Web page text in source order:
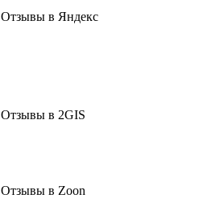
Отзывы в Яндекс
Отзывы в 2GIS
Отзывы в Zoon